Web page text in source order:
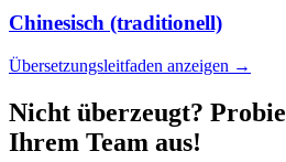
Chinesisch (traditionell)
Übersetzungsleitfaden anzeigen →
Nicht überzeugt?
Ihrem Team aus!